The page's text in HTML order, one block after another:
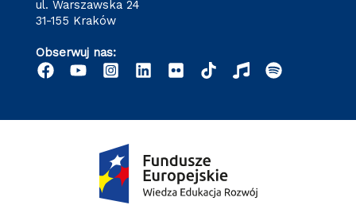
ul. Warszawska 24
31-155 Kraków
Obserwuj nas: